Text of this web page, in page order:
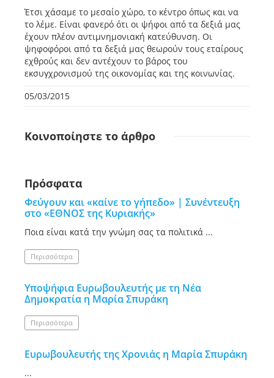
Έτσι χάσαμε το μεσαίο χώρο, το κέντρο όπως και να
το λέμε. Είναι φανερό ότι οι ψήφοι από τα δεξιά μας
έχουν πλέον αντιμνημονιακή κατεύθυνση. Οι
ψηφοφόροι από τα δεξιά μας θεωρούν τους εταίρους
εχθρούς και δεν αντέχουν το βάρος του
εκσυγχρονισμού της οικονομίας και της κοινωνίας.
05/03/2015
Κοινοποίηστε το άρθρο
Πρόσφατα
Φεύγουν και «καίνε το γήπεδο» | Συνέντευξη
στο «ΕΘΝΟΣ της Κυριακής»
Ποια είναι κατά την γνώμη σας τα πολιτικά ...
Περισσότερα
Υποψήφια Ευρωβουλευτής με τη Νέα
Δημοκρατία η Μαρία Σπυράκη
Περισσότερα
Ευρωβουλευτής της Χρονιάς η Μαρία Σπυράκη
...